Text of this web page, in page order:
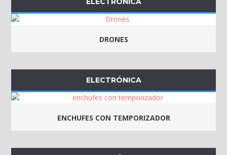
DRONES
ELECTRÓNICA
ENCHUFES CON TEMPORIZADOR